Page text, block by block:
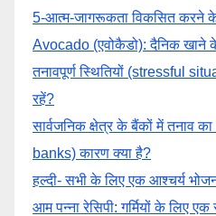
5-आत्म-जागरूकता विकसित करने के
Avocado (एवोकैडो): दैनिक खाने
तनावपूर्ण स्थितियों (stressful
रहें?
सार्वजनिक क्षेत्र के बैंकों में तनाव
banks) कारण क्या है?
हल्दी- सभी के लिए एक आश्चर्य
आम पन्ना रेसिपी: गर्मियों के लिए